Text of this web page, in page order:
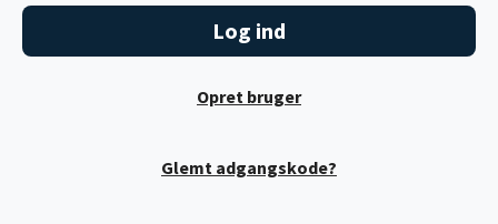
Opret bruger
Glemt adgangskode?